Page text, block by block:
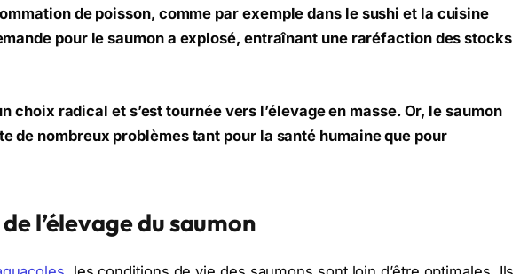
de poisson, comme par exemple dans le sushi et la cuisine
pour le saumon a explosé, entraînant une raréfaction des stocks
choix radical et s’est tournée vers l’élevage en masse. Or, le saumon
de nombreux problèmes tant pour la santé humaine que pour
l’élevage du saumon